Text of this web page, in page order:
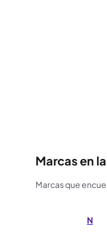
Marcas en
Marcas que
N